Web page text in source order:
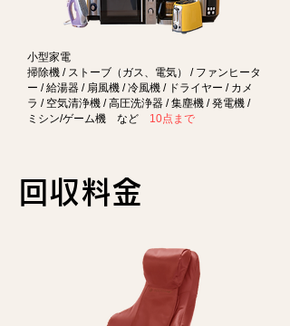
小型家電
掃除機 / ストーブ（ガス、電気） / ファンヒータ
ー / 給湯器 / 扇風機 / 冷風機 / ドライヤー / カメ
ラ / 空気清浄機 / 高圧洗浄器 / 集塵機 / 発電機 /
ミシン/ゲーム機 など 10点まで
回収料金